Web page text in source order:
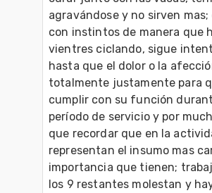
agravándose y no sirven mas;
con instintos de manera que
vientres ciclando, sigue
hasta que el dolor o la
totalmente justamente para
cumplir con su función
período de servicio y por
que recordar que en la
representan el insumo mas
importancia que tienen;
los 9 restantes molestan y